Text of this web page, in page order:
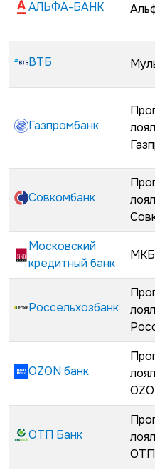
АЛЬФА-БАНК
ВТБ
Газпромбанк
Совкомбанк
Московский
кредитный банк
МКБ
Россельхозбанк
OZON банк
ОТП Банк
ОТП